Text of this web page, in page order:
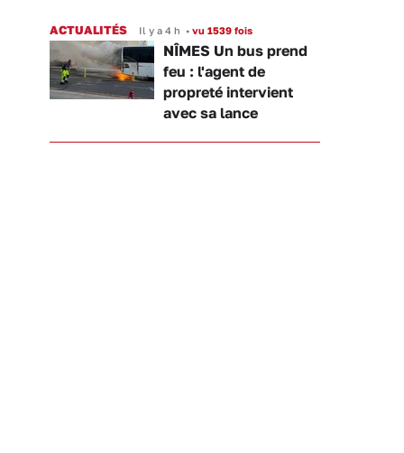
ACTUALITÉS Il y a 4 h • vu 1539 fois
NÎMES Un bus prend
feu : l'agent de
propreté intervient
avec sa lance